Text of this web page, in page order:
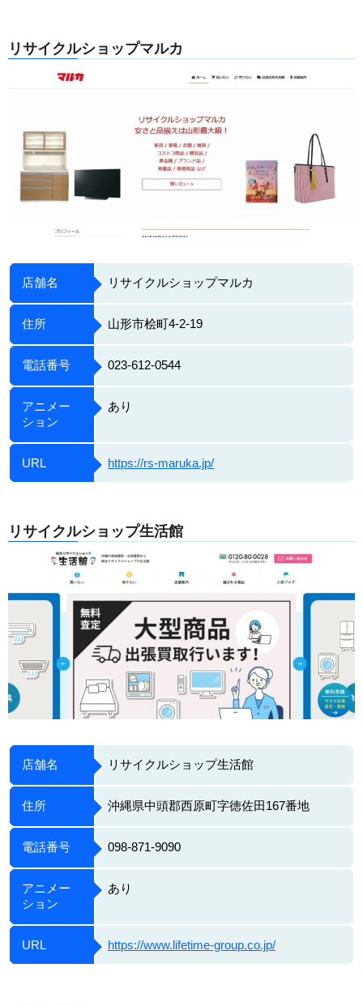
リサイクルショップマルカ
店舗名 リサイクルショップマルカ
住所 山形市桧町4-2-19
電話番号 023-612-0544
アニメー
ション
あり
URL https://rs-maruka.jp/
リサイクルショップ生活館
店舗名 リサイクルショップ生活館
住所 沖縄県中頭郡西原町字徳佐田167番地
電話番号 098-871-9090
アニメー
ション
あり
URL https://www.lifetime-group.co.jp/